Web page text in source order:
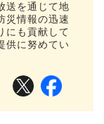
送を通じて地
災情報の迅速
にも貢献して
供に努めてい